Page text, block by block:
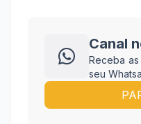
Canal
Receba
seu